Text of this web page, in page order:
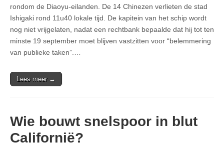
rondom de Diaoyu-eilanden. De 14 Chinezen verlieten de stad
Ishigaki rond 11u40 lokale tijd. De kapitein van het schip wordt
nog niet vrijgelaten, nadat een rechtbank bepaalde dat hij tot ten
minste 19 september moet blijven vastzitten voor “belemmering
van publieke taken”.…
Lees meer →
Wie bouwt snelspoor in blut
Californië?